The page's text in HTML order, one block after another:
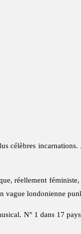
célèbres
réellement
vague londonienne
N° 1 dans 17